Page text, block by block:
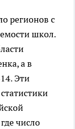
регионов с
школ.
а в
Эти
число